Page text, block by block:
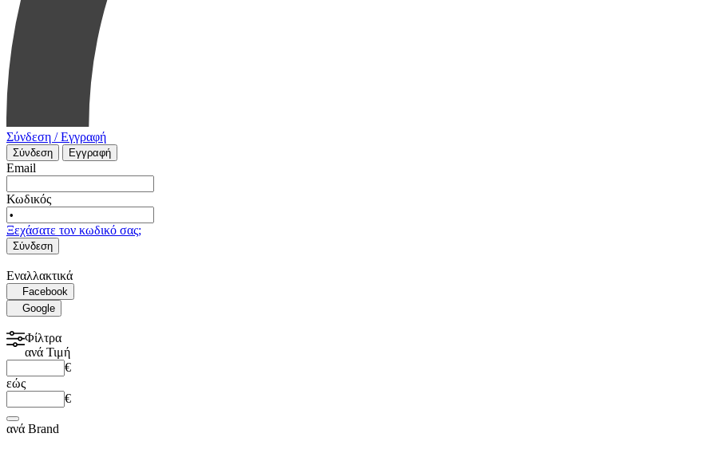
Σύνδεση / Εγγραφή
Σύνδεση Εγγραφή
Email
Κωδικός
Ξεχάσατε τον κωδικό σας;
Σύνδεση
Εναλλακτικά
Facebook
Google
Φίλτρα
ανά Τιμή
€
εώς
€
ανά Brand